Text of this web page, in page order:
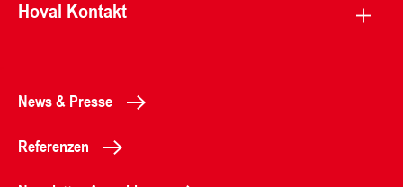
Hoval Kontakt
News & Presse
Referenzen